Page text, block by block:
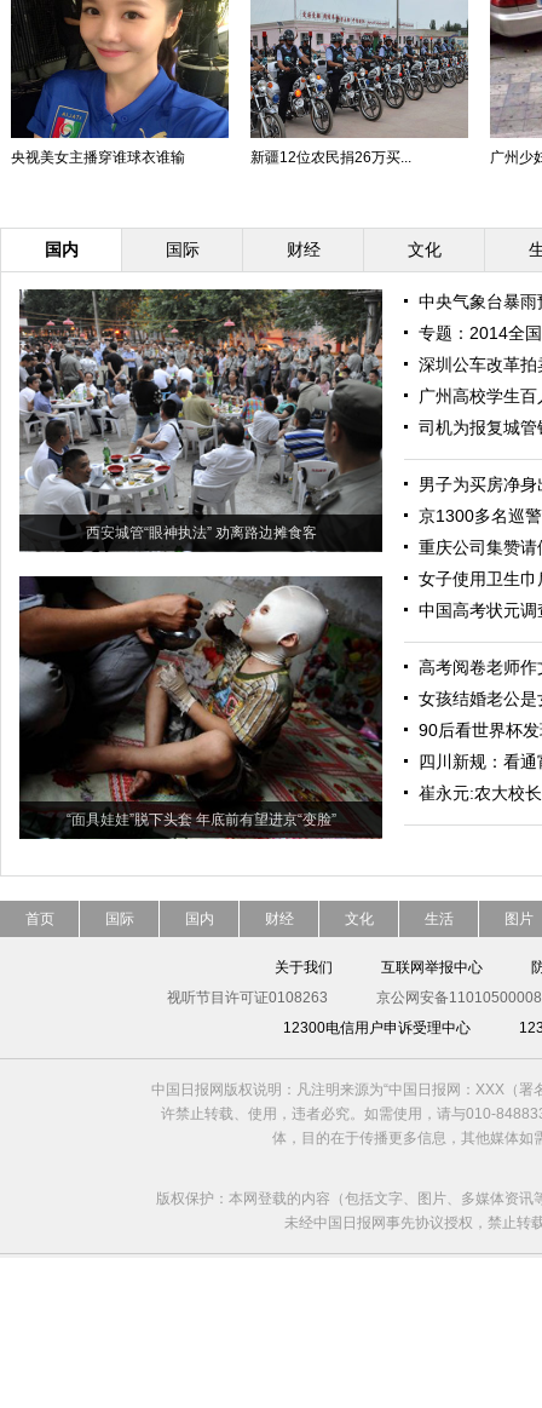
央视美女主播穿谁球衣谁输 新疆12位农民捐26万买... 广州少
国内 国际 财经 文化
西安城管“眼神执法” 劝离路边摊食客
“面具娃娃”脱下头套 年底前有望进京“变脸”
中央气象台暴
专题：2014全
深圳公车改革
广州高校学生
司机为报复城
男子为买房净
京1300多名巡
重庆公司集赞
女子使用卫生
中国高考状元
高考阅卷老师
女孩结婚老公
90后看世界杯
四川新规：看
崔永元:农大校
首页 国际 国内 财经 文化 生活 图片
关于我们 互联网举报中心
视听节目许可证0108263
京公网安备
12300电信用户申诉受理中心
中国日报网版权说明：凡注明来源为“中国日报网：XXX（
许禁止转载、使用，违者必究。如需使用，请与010-
体，目的在于传播更多信息，其他媒体
版权保护：本网登载的内容（包括文字、图片、多媒体资
未经中国日报网事先协议授权，禁止转